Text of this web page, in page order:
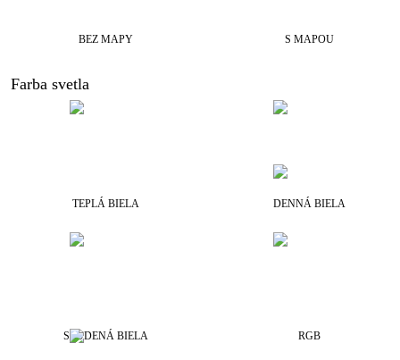
BEZ MAPY S MAPOU
Farba svetla
TEPLÁ BIELA DENNÁ BIELA
STUDENÁ BIELA RGB